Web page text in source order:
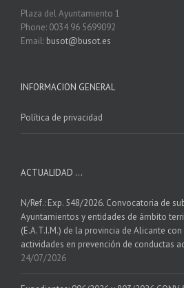
Plaza del Ayuntamiento 1
Phone: 0034 96 5699092
Email: busot@busot.es
INFORMACION GENERAL
Política de privacidad
ACTUALIDAD …
N/Ref.: Exp. 548/2026. Convocatoria de
Ayuntamientos y entidades de ámbito
(E.A.T.I.M.) de la provincia de Alicante
actividades en prevención de conductas
24/07/2026